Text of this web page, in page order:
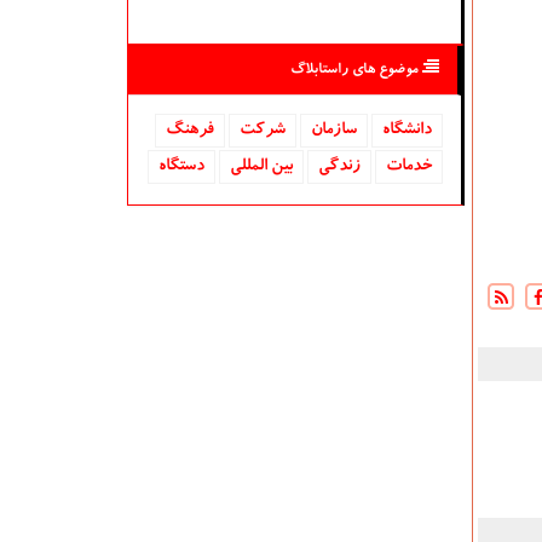
موضوع های راستابلاگ
دانشگاه‌ سازمان شركت
فرهنگ
خدمات
زندگی بین المللی دستگاه